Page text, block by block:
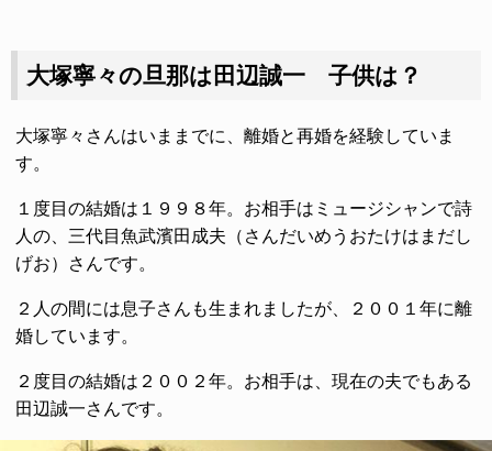
大塚寧々の旦那は田辺誠一 子供は？
大塚寧々さんはいままでに、離婚と再婚を経験していま
す。
１度目の結婚は１９９８年。お相手はミュージシャンで詩
人の、三代目魚武濱田成夫（さんだいめうおたけはまだし
げお）さんです。
２人の間には息子さんも生まれましたが、２００１年に離
婚しています。
２度目の結婚は２００２年。お相手は、現在の夫でもある
田辺誠一さんです。